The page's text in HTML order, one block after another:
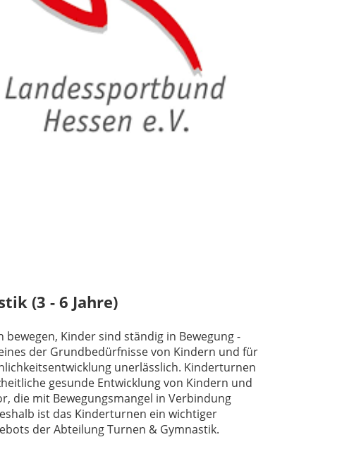
(3 - 6 Jahre)
bewegen, Kinder sind ständig in Bewegung -
der Grundbedürfnisse von Kindern und für
unerlässlich. Kinderturnen
gesunde Entwicklung von Kindern und
die mit Bewegungsmangel in Verbindung
ist das Kinderturnen ein wichtiger
der Abteilung Turnen & Gymnastik.